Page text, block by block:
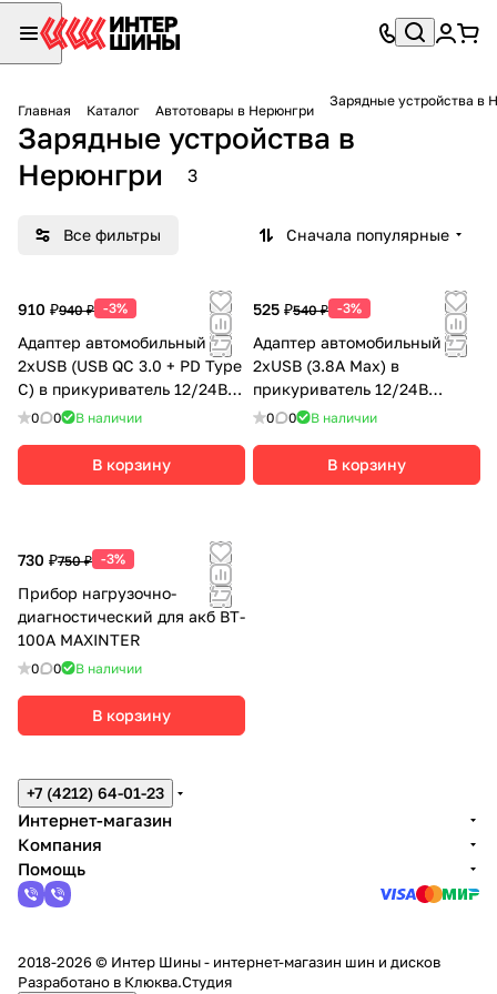
Главная Каталог Автотовары в Нерюнгри
Зарядные устройства в
Зарядные устройства в
Нерюнгри
3
Все фильтры Сначала популярные
910 ₽940 ₽ -3%
Адаптер автомобильный
2хUSB (USB QC 3.0 + PD Type
C) в прикуриватель 12/24В
черный CARLINE
0 0 В наличии
В корзину
525 ₽540 ₽ -3%
Адаптер автомобильный
2хUSB (3.8А Max) в
прикуриватель 12/24В
черный CARLINE
0 0 В наличии
В корзину
730 ₽750 ₽ -3%
Прибор нагрузочно-
диагностический для акб BT-
100A MAXINTER
0 0 В наличии
В корзину
+7 (4212) 64-01-23
Интернет-магазин
Компания
Помощь
2018-2026 © Интер Шины - интернет-магазин шин и дисков
Разработано в Клюква.Студия